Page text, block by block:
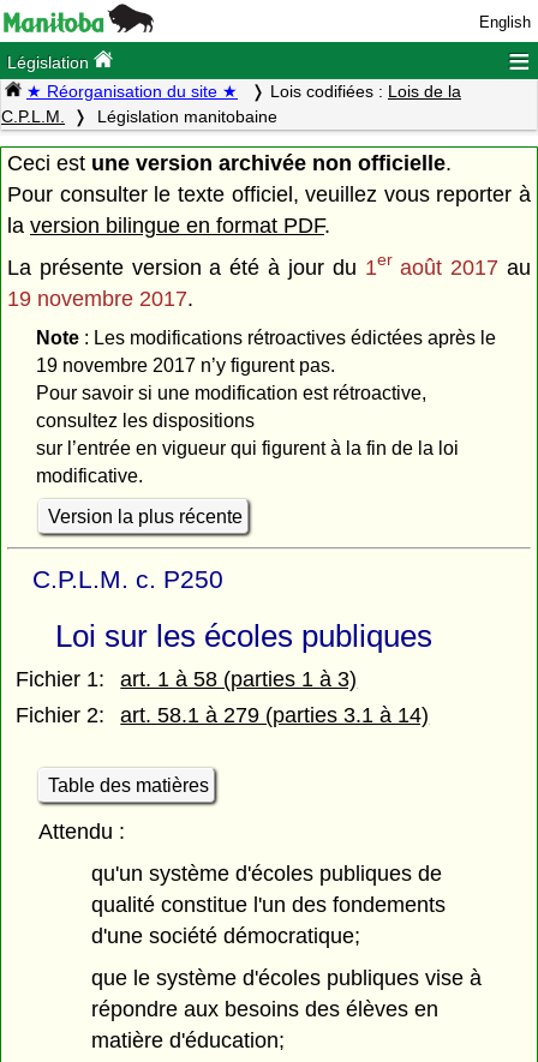
English
Législation ≡
★ Réorganisation du site ★ Lois codifiées : Lois de la
C.P.L.M.
Législation manitobaine
Ceci est une version archivée non officielle.
Pour consulter le texte officiel, veuillez vous reporter à
la version bilingue en format PDF.
La présente version a été à jour du 1er août 2017 au
19 novembre 2017.
Note: Les modifications rétroactives édictées après le
19 novembre 2017 n’y figurent pas.
Pour savoir si une modification est rétroactive,
consultez les dispositions
sur l’entrée en vigueur qui figurent à la fin de la loi
modificative.
Version la plus récente
C.P.L.M. c. P250
Loi sur les écoles publiques
Fichier 1:
art. 1 à 58 (parties 1 à 3)
Fichier 2:
art. 58.1 à 279 (parties 3.1 à 14)
Table des matières
Attendu :
qu'un système d'écoles publiques de
qualité constitue l'un des fondements
d'une société démocratique;
que le système d'écoles publiques vise à
répondre aux besoins des élèves en
matière d'éducation;